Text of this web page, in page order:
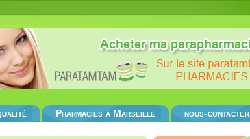
Pharmacies à Marseille nous-contacter